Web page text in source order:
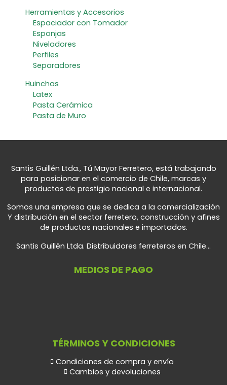
Herramientas y Accesorios
Espaciador con Tomador
Esponjas
Niveladores
Perfiles
Separadores
Huinchas
Latex
Pasta Cerámica
Pasta de Muro
Santis Guillén Ltda., Tú Mayor Ferretero, está trabajando
para posicionar en el comercio de Chile, marcas y
productos de prestigio nacional e internacional.
Somos una empresa que se dedica a la comercialización
Y distribución en el sector ferretero, construcción y afines
de productos nacionales e importados.
Santis Guillén Ltda. Distribuidores ferreteros en Chile...
MEDIOS DE PAGO
TÉRMINOS Y CONDICIONES
Condiciones de compra y envío
Cambios y devoluciones